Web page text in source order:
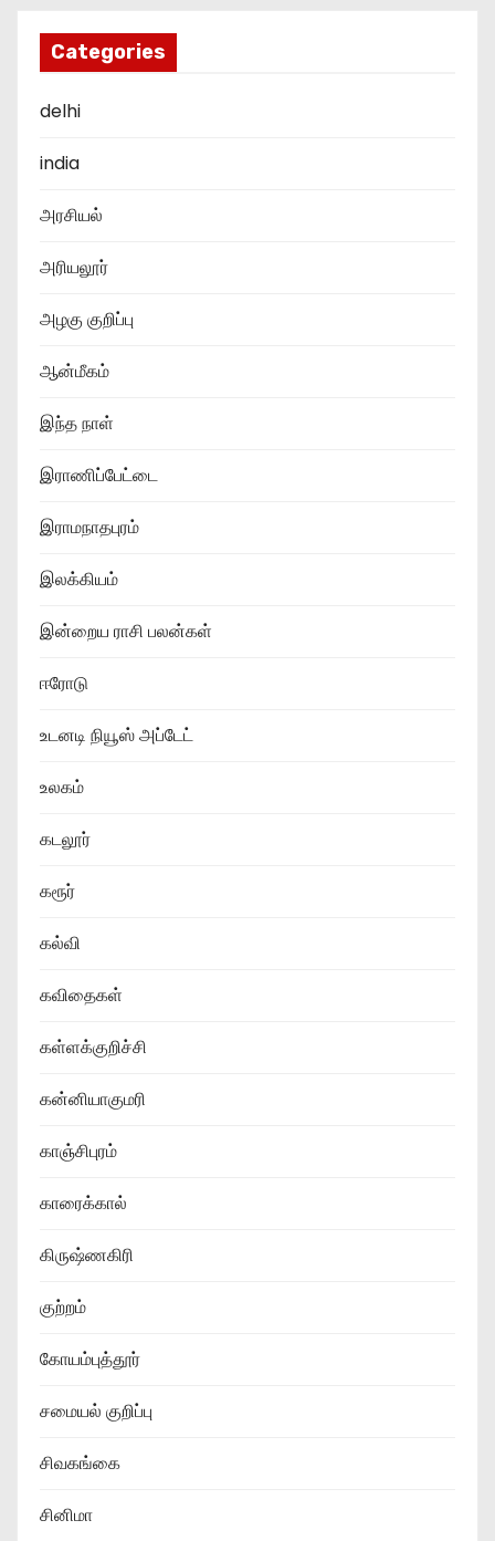
Categories
delhi
india
அரசியல்
அரியலூர்
அழகு குறிப்பு
ஆன்மீகம்
இந்த நாள்
இராணிப்பேட்டை
இராமநாதபுரம்
இலக்கியம்
இன்றைய ராசி பலன்கள்
ஈரோடு
உடனடி நியூஸ் அப்டேட்
உலகம்
கடலூர்
கரூர்
கல்வி
கவிதைகள்
கள்ளக்குறிச்சி
கன்னியாகுமரி
காஞ்சிபுரம்
காரைக்கால்
கிருஷ்ணகிரி
குற்றம்
கோயம்புத்தூர்
சமையல் குறிப்பு
சிவகங்கை
சினிமா